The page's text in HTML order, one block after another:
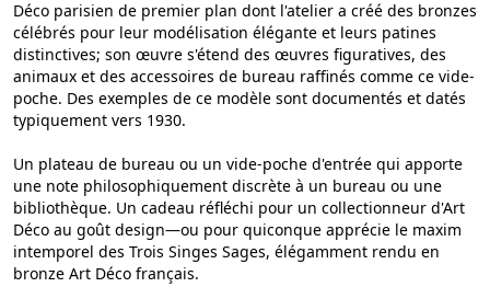
Déco parisien de premier plan dont l'atelier a créé des bronzes
célébrés pour leur modélisation élégante et leurs patines
distinctives; son œuvre s'étend des œuvres figuratives, des
animaux et des accessoires de bureau raffinés comme ce vide-
poche. Des exemples de ce modèle sont documentés et datés
typiquement vers 1930.
Un plateau de bureau ou un vide-poche d'entrée qui apporte
une note philosophiquement discrète à un bureau ou une
bibliothèque. Un cadeau réfléchi pour un collectionneur d'Art
Déco au goût design—ou pour quiconque apprécie le maxim
intemporel des Trois Singes Sages, élégamment rendu en
bronze Art Déco français.